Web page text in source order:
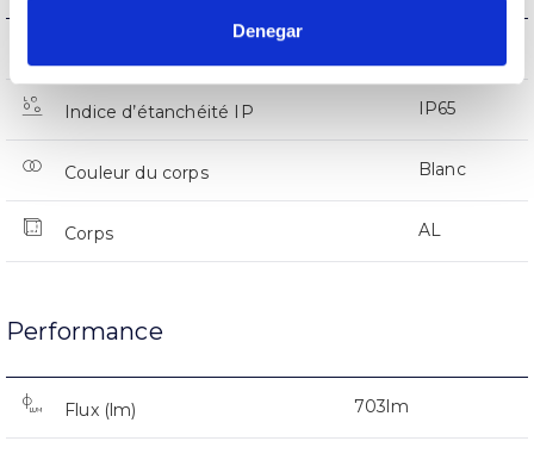
Denegar
Indice d’étanchéité IP IP65
Couleur du corps Blanc
Corps AL
Performance
Flux (lm) 703lm